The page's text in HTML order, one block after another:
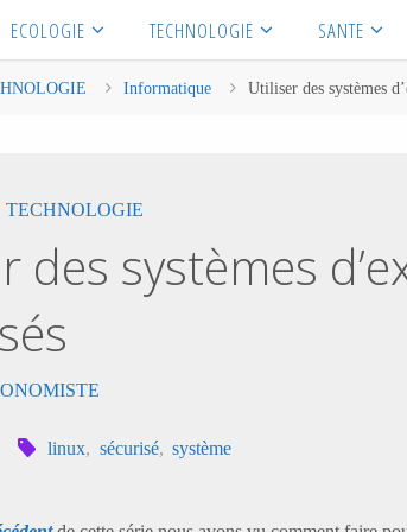
ECOLOGIE TECHNOLOGIE SANTE
Informatique Utiliser des systèmes
TECHNOLOGIE
des systèmes
linux, sécurisé, système